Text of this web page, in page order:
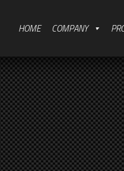
HOME COMPANY